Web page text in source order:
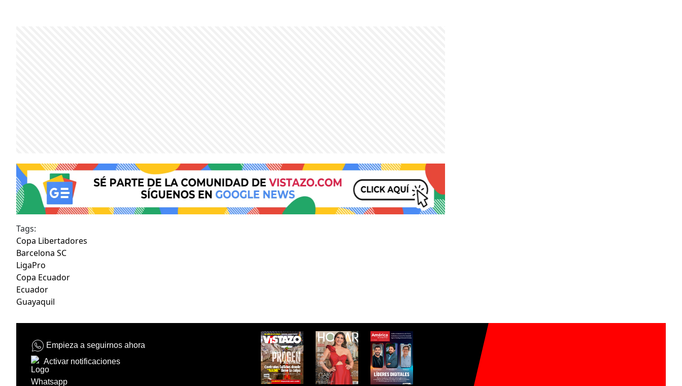
Tags:
Copa Libertadores
Barcelona SC
LigaPro
Copa Ecuador
Ecuador
Guayaquil
Empieza a seguirnos ahora
Activar notificaciones